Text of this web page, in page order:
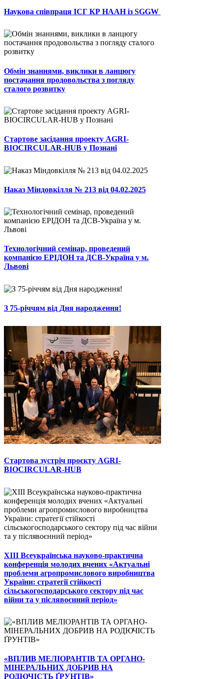
Наукова співпраця ІСГ КР НААН із SGGW
Обмін знаннями, виклики в ланцюгу
постачання продовольства з погляду
сталого розвитку
Стартове засідання проекту AGRI-
BIOCIRCULAR-HUB у Познані
Наказ Міндовкілля № 213 від 04.02.2025
Технологічний семінар, проведений
компанією ЕРІДОН та ДСВ-Україна у м.
Львові
З 75-річчям від Дня народження!
Стартова зустріч проєкту AGRI-
BIOCIRCULAR-HUB
ХІІІ Всеукраїнська науково-практична
конференція молодих вчених «Актуальні
проблеми агропромислового виробництва
України: стратегії стійкості
сільськогосподарського сектору під час
війни та у післявоєнний період»
«ВПЛИВ МЕЛІОРАНТІВ ТА ОРГАНО-
МІНЕРАЛЬНИХ ДОБРИВ НА
РОДЮЧІСТЬ ҐРУНТІВ»